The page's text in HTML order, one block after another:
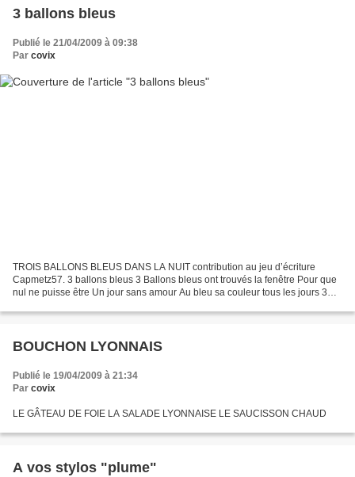
3 ballons bleus
Publié le 21/04/2009 à 09:38
Par covix
TROIS BALLONS BLEUS DANS LA NUIT contribution au jeu d’écriture
Capmetz57. 3 ballons bleus 3 Ballons bleus ont trouvés la fenêtre Pour que
nul ne puisse être Un jour sans amour Au bleu sa couleur tous les jours 3
BOUCHON LYONNAIS
Publié le 19/04/2009 à 21:34
Par covix
LE GÂTEAU DE FOIE LA SALADE LYONNAISE LE SAUCISSON CHAUD
A vos stylos "plume"